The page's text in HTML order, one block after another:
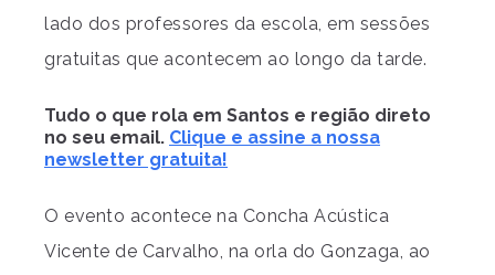
lado dos professores da escola, em sessões
gratuitas que acontecem ao longo da tarde.
Tudo o que rola em Santos e região direto
no seu email. Clique e assine a nossa
newsletter gratuita!
O evento acontece na Concha Acústica
Vicente de Carvalho, na orla do Gonzaga, ao